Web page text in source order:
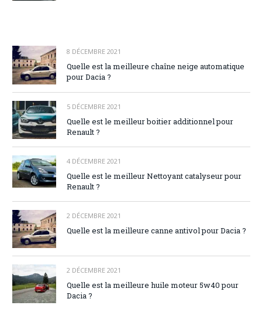
8 DÉCEMBRE 2021
Quelle est la meilleure chaîne neige automatique
pour Dacia ?
5 DÉCEMBRE 2021
Quelle est le meilleur boitier additionnel pour
Renault ?
4 DÉCEMBRE 2021
Quelle est le meilleur Nettoyant catalyseur pour
Renault ?
2 DÉCEMBRE 2021
Quelle est la meilleure canne antivol pour Dacia ?
2 DÉCEMBRE 2021
Quelle est la meilleure huile moteur 5w40 pour
Dacia ?